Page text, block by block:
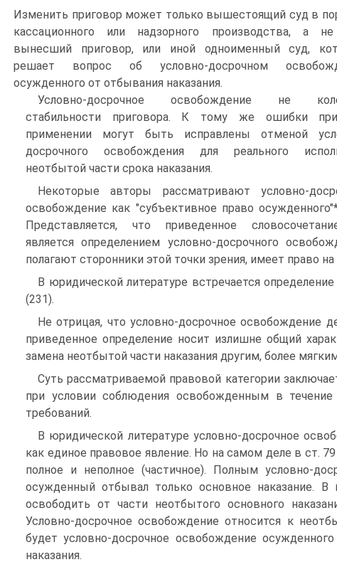
Изменить приговор может только вышестоящий суд в
кассационного или надзорного производства, а
вынесший приговор, или иной одноименный суд,
решает вопрос об условно-досрочном
осужденного от отбывания наказания.
Условно-досрочное освобождение не
стабильности приговора. К тому же ошибки
применении могут быть исправлены отменой
досрочного освобождения для реального
неотбытой части срока наказания.
Некоторые авторы рассматривают условно-
освобождение как "субъективное право
Представляется, что приведенное
является определением условно-досрочного
полагают сторонники этой точки зрения, имеет право
В юридической литературе встречается
(231).
Не отрицая, что условно-досрочное освобождение
приведенное определение носит излишне общий
замена неотбытой части наказания другим, более
Суть рассматриваемой правовой категории
при условии соблюдения освобожденным в течение
требований.
В юридической литературе условно-досрочное
как единое правовое явление. Но на самом деле в ст.
полное и неполное (частичное). Полным условно-
осужденный отбывал только основное наказание. В
освободить от части неотбытого основного
Условно-досрочное освобождение относится к
будет условно-досрочное освобождение
наказания.